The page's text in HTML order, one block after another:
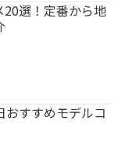
域別グルメまでご
選！定番から地
すすめモデルコ